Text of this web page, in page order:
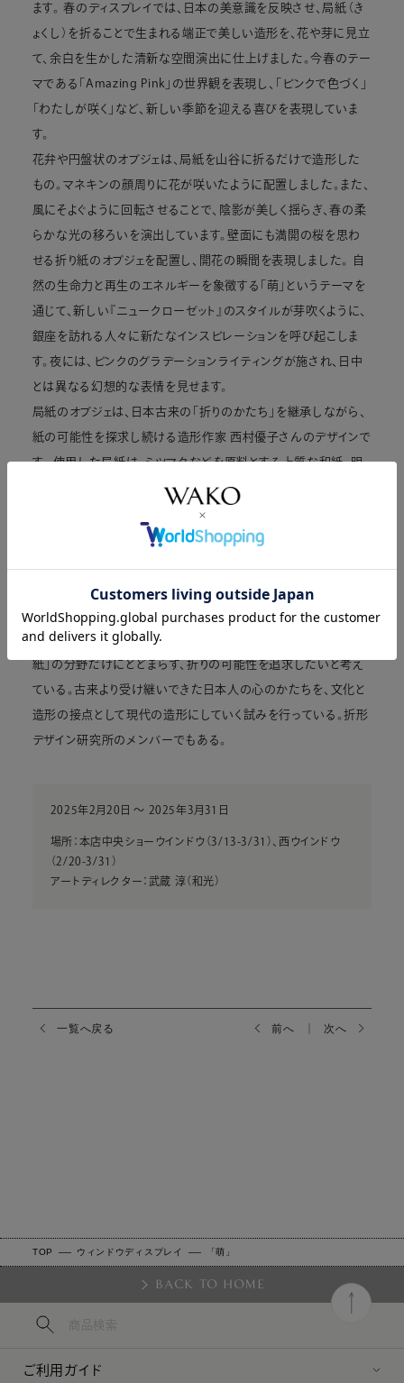
ます。 春のディスプレイでは、日本の美意識を反映させ、局紙（き
ょくし）を折ることで生まれる端正で美しい造形を、花や芽に見立
て、余白を生かした清新な空間演出に仕上げました。今春のテー
マである「Amazing Pink」の世界観を表現し、「ピンクで色づく」
「わたしが咲く」など、新しい季節を迎える喜びを表現していま
す。
花弁や円盤状のオブジェは、局紙を山谷に折るだけで造形した
もの。マネキンの顔周りに花が咲いたように配置しました。また、
風にそよぐように回転させることで、陰影が美しく揺らぎ、春の柔
らかな光の移ろいを演出しています。壁面にも満開の桜を思わ
せる折り紙のオブジェを配置し、開花の瞬間を表現しました。 自
然の生命力と再生のエネルギーを象徴する「萌」というテーマを
通じて、新しい『ニュークローゼット』のスタイルが芽吹くように、
銀座を訪れる人々に新たなインスピレーションを呼び起こしま
す。夜には、ピンクのグラデーションライティングが施され、日中
とは異なる幻想的な表情を見せます。
局紙のオブジェは、日本古来の「折りのかたち」を継承しながら、
紙の可能性を探求し続ける造形作家 西村優子さんのデザインで
す。 使用した局紙は、ミツマタなどを原料とする上質な和紙。明
治初期に大蔵省印刷局抄紙部で製造が始まり、紙幣や証券用紙
として使用されてきました。その紙質は非常に緻密で光沢があ
り、深い陰影を生む美しさを持っています。
ザイン学科建築デザインコース卒業、筑波大学大学院修士課程
芸術研究科デザイン専攻構成分野修了後、紙の造形作家として
活動。日本古来の「折りのかたち」を継承していくにあたり、「折り
紙」の分野だけにとどまらず、折りの可能性を追求したいと考え
ている。古来より受け継いできた日本人の心のかたちを、文化と
造形の接点として現代の造形にしていく試みを行っている。折形
デザイン研究所のメンバーでもある。
2025年2月20日 〜 2025年3月31日
場所：本店中央ショーウインドウ（3/13-3/31）、西ウインドウ
（2/20-3/31）
アートディレクター：武蔵 淳（和光）
一覧へ戻る 前へ 次へ
TOP ウィンドウディスプレイ 「萌」
BACK TO HOME
ご利用ガイド